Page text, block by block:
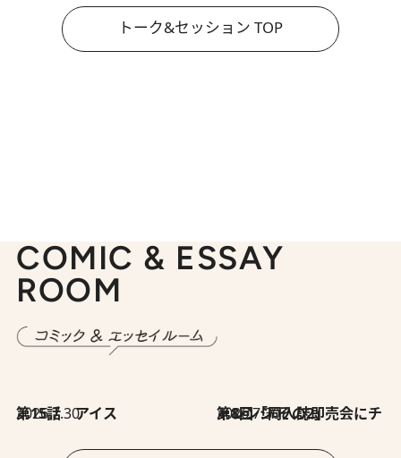
トーク&セッション TOP
COMIC & ESSAY
ROOM
2026.7.30
第15話 アイス 2026.7.30
第8回「同人誌即売会にチャレンジ その2」